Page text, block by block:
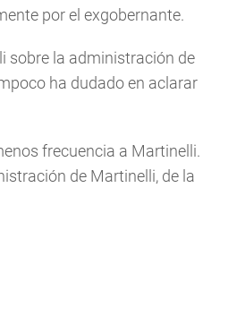
por el exgobernante.
sobre la administración de
ha dudado en aclarar
frecuencia a Martinelli.
de Martinelli, de la